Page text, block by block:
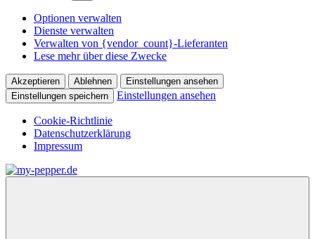
Optionen verwalten
Dienste verwalten
Verwalten von {vendor_count}-Lieferanten
Lese mehr über diese Zwecke
Akzeptieren Ablehnen
Einstellungen ansehen
Einstellungen speichern
Einstellungen ansehen
Cookie-Richtlinie
Datenschutzerklärung
Impressum
Zum
Inhalt